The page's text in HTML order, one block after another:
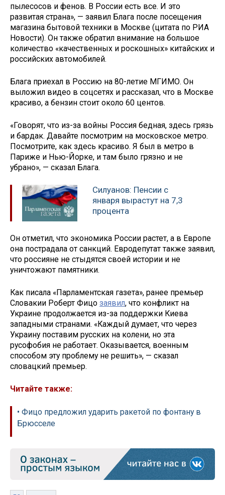
пылесосов и фенов. В России есть все. И это
развитая страна», — заявил Блага после посещения
магазина бытовой техники в Москве (цитата по РИА
Новости). Он также обратил внимание на большое
количество «качественных и роскошных» китайских и
российских автомобилей.
Блага приехал в Россию на 80-летие МГИМО. Он
выложил видео в соцсетях и рассказал, что в Москве
красиво, а бензин стоит около 60 центов.
«Говорят, что из-за войны Россия бедная, здесь грязь
и бардак. Давайте посмотрим на московское метро.
Посмотрите, как здесь красиво. Я был в метро в
Париже и Нью-Йорке, и там было грязно и не
убрано», — сказал Блага.
Силуанов: Пенсии с
января вырастут на 7,3
процента
Он отметил, что экономика России растет, а в Европе
она пострадала от санкций. Евродепутат также заявил,
что россияне не стыдятся своей истории и не
уничтожают памятники.
Как писала «Парламентская газета», ранее премьер
Словакии Роберт Фицо заявил, что конфликт на
Украине продолжается из-за поддержки Киева
западными странами. «Каждый думает, что через
Украину поставим русских на колени, но эта
русофобия не работает. Оказывается, военным
способом эту проблему не решить», — сказал
словацкий премьер.
Читайте также:
• Фицо предложил ударить ракетой по фонтану в
Брюсселе